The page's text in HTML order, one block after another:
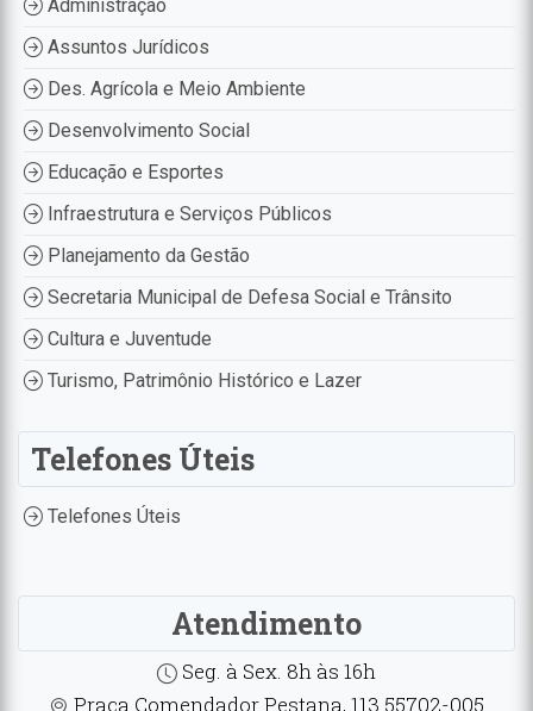
Administração
Assuntos Jurídicos
Des. Agrícola e Meio Ambiente
Desenvolvimento Social
Educação e Esportes
Infraestrutura e Serviços Públicos
Planejamento da Gestão
Secretaria Municipal de Defesa Social e Trânsito
Cultura e Juventude
Turismo, Patrimônio Histórico e Lazer
Telefones Úteis
Telefones Úteis
Atendimento
Seg. à Sex. 8h às 16h
Praça Comendador Pestana, 113 55702-005